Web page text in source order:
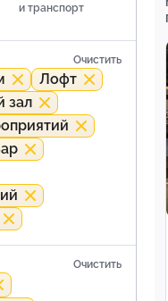
и транспорт
Очистить
Лофт
зал
Очистить